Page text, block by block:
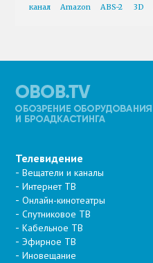
канал
Amazon ABS-2 3D
Телевидение
Вещатели и каналы
Интернет ТВ
Онлайн-кинотеатры
Спутниковое ТВ
Кабельное ТВ
Эфирное ТВ
Иновещание